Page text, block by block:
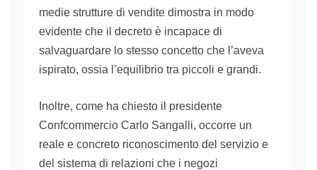
medie strutture di vendite dimostra in modo
evidente che il decreto è incapace di
salvaguardare lo stesso concetto che l’aveva
ispirato, ossia l’equilibrio tra piccoli e grandi.
Inoltre, come ha chiesto il presidente
Confcommercio Carlo Sangalli, occorre un
reale e concreto riconoscimento del servizio e
del sistema di relazioni che i negozi